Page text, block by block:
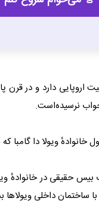
اروپایی دارد و در
جواب نرسیده‌است.
ویولا دا
بیس حقیقی در
ساختمان داخلی